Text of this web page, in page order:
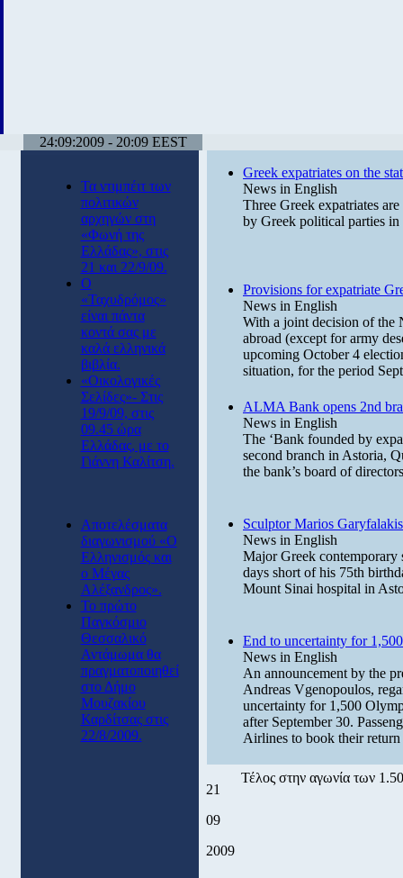
24:09:2009 - 20:09 EEST
Τα ντιμπέιτ των
πολιτικών
αρχηγών στη
«Φωνή της
Ελλάδας», στις
21 και 22/9/09.
Ο
«Ταχυδρόμος»
είναι πάντα
κοντά σας με
καλά ελληνικά
βιβλία.
«Οικολογικές
Σελίδες»- Στις
19/9/09, στις
09.45 ώρα
Ελλάδας, με το
Γιάννη Καλίτση.
Αποτελέσματα
διαγωνισμού «Ο
Ελληνισμός και
ο Μέγας
Αλέξανδρος».
Το πρώτο
Παγκόσμιο
Θεσσαλικό
Αντάμωμα θα
πραγματοποιηθεί
στο Δήμο
Μουζακίου
Καρδίτσας στις
22/8/2009.
Greek expatriates on the
News in English
Three Greek expatriates
by Greek political parties
Provisions for expatriate
News in English
With a joint decision of the
abroad (except for army
upcoming October 4
situation, for the period
ALMA Bank opens 2nd
News in English
The ‘Bank founded by
second branch in Astoria,
the bank’s board of
Sculptor Marios
News in English
Major Greek contemporary
days short of his 75th
Mount Sinai hospital in
End to uncertainty for
News in English
An announcement by the
Andreas Vgenopoulos,
uncertainty for 1,500
after September 30.
Airlines to book their
21
09
2009
Τέλος στην αγωνία των